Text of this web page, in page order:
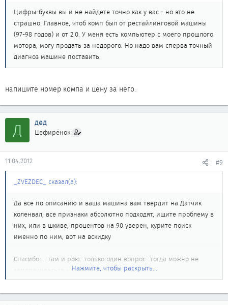
Цифры-буквы вы и не найдете точно как у вас - но это не
страшно. Главное, чтоб комп был от рестайлинговой машины
(97-98 годов) и от 2.0. У меня есть компьютер с моего прошлого
мотора, могу продать за недорого. Но надо вам сперва точный
диагноз машине поставить.
напишите номер компа и цену за него.
Д дед
Цефирёнок
11.04.2012 #9
_ZVEZDEC_ сказал(а):
Да все по описанию и ваша машина вам твердит на Датчик
коленвал, все признаки абсолютно подходят, ищите проблему в
них, или в шкиве, процентов на 90 уверен, курите поиск
именно по ним, вот на вскидку
Спасибо ... там и рою...только один вопрос ..тогда можно не
заморачиваться на счет компа???
Нажмите, чтобы раскрыть...